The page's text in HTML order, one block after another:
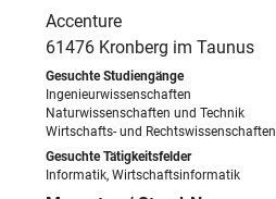
Accenture
61476 Kronberg im Taunus
Ingenieurwissenschaften
Naturwissenschaften und Technik
Wirtschafts- und Rechtswissenschaften
Informatik, Wirtschaftsinformatik